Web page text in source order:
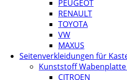
PEUGEOT
RENAULT
TOYOTA
VW
MAXUS
Seitenverkleidungen für
Kunststoff
CITROEN